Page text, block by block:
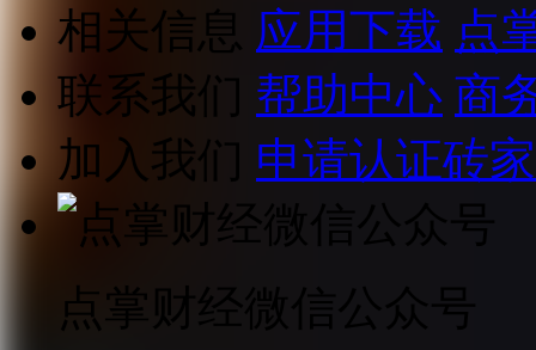
相关信息
应用下载 点
联系我们
帮助中心 商
加入我们
申请认证砖家
点掌财经微信公众号